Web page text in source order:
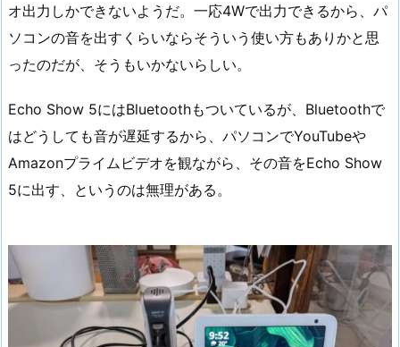
オ出力しかできないようだ。一応4Wで出力できるから、パ
ソコンの音を出すくらいならそういう使い方もありかと思
ったのだが、そうもいかないらしい。
Echo Show 5にはBluetoothもついているが、Bluetoothで
はどうしても音が遅延するから、パソコンでYouTubeや
Amazonプライムビデオを観ながら、その音をEcho Show
5に出す、というのは無理がある。